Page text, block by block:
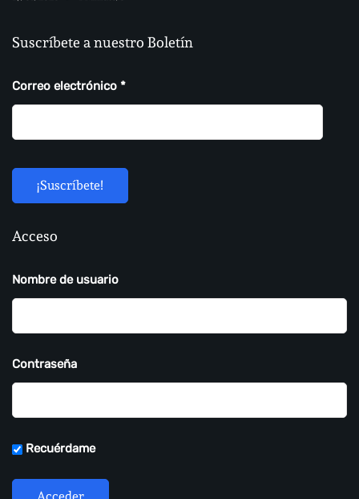
Suscríbete a nuestro Boletín
Correo electrónico *
Acceso
Nombre de usuario
Contraseña
Recuérdame